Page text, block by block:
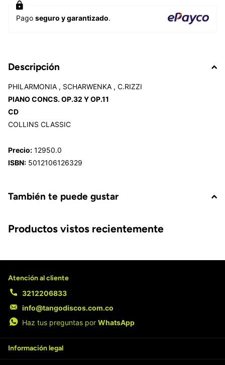
Pago seguro y garantizado.
Descripción
PHILARMONIA , SCHARWENKA , C.RIZZI
PIANO CONCS. OP.32 Y OP.11
CD
COLLINS CLASSIC
Precio: 12950.0
ISBN: 5012106126329
También te puede gustar
Productos vistos recientemente
Atención al cliente
3212206833
info@tangodiscos.com.co
Haz tus preguntas por WhatsApp
Información legal